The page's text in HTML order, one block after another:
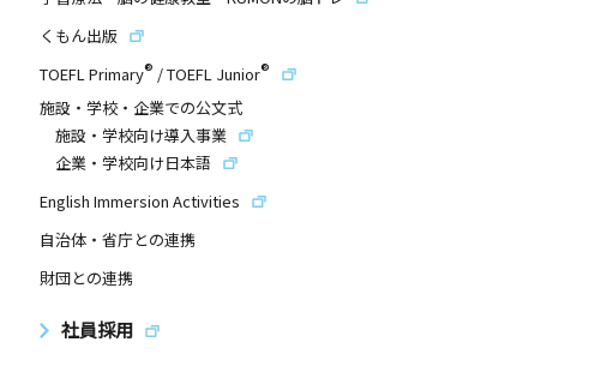
くもん出版
TOEFL Primary® /TOEFL Junior®
施設・学校・企業での公文式
施設・学校向け導入事業
企業・学校向け日本語
English Immersion Activities
自治体・省庁との連携
財団との連携
社員採用